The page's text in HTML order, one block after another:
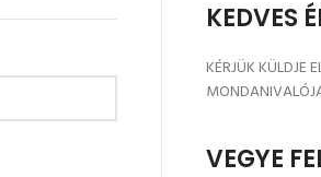
KEDVES
KÉRJÜK KÜLDJE
VEGYE